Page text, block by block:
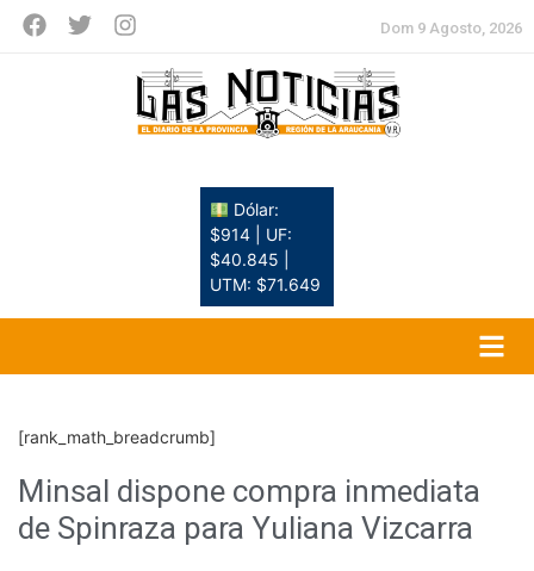
Dom 9 Agosto, 2026
Dólar:
$914 | UF:
$40.845 |
UTM: $71.649
[rank_math_breadcrumb]
Minsal dispone compra inmediata
de Spinraza para Yuliana Vizcarra